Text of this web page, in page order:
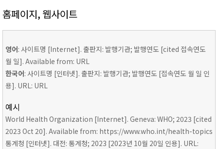
홈페이지, 웹사이트
영어: 사이트명 [Internet]. 출판지: 발행기관; 발행연도 [cited 접속연도
월 일]. Available from: URL
한국어: 사이트명 [인터넷]. 출판지: 발행기관; 발행연도 [접속연도 월 일 인
용]. URL: URL
예시
World Health Organization [Internet]. Geneva: WHO; 2023 [cited
2023 Oct 20]. Available from: https://www.who.int/health-topics
통계청 [인터넷]. 대전: 통계청; 2023 [2023년 10월 20일 인용]. URL: